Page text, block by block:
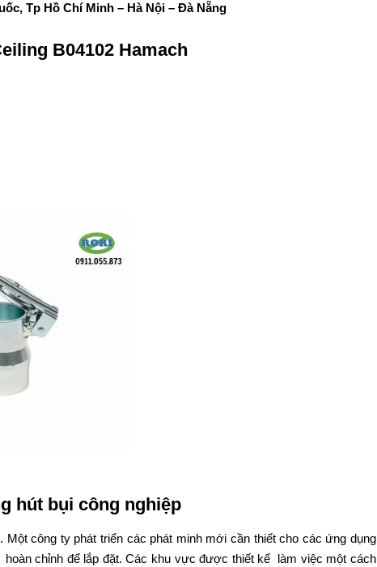
Tp Hồ Chí Minh – Hà Nội – Đà Nẵng
B04102 Hamach
hút bụi công nghiệp
công ty phát triển các phát minh mới cần thiết cho các ứng dụng
chỉnh để lắp đặt. Các khu vực được thiết kế làm việc một cách